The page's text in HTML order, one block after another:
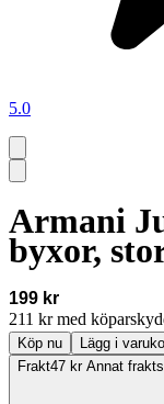
5.0
Armani
byxor,
199 kr
211 kr med
Köp nu
Lägg i
Frakt47 kr Annat